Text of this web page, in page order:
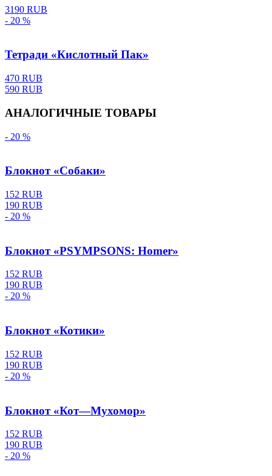
3190 RUB
- 20 %
Тетради «Кислотный Пак»
470 RUB
590 RUB
АНАЛОГИЧНЫЕ ТОВАРЫ
- 20 %
Блокнот «Собаки»
152 RUB
190 RUB
- 20 %
Блокнот «PSYMPSONS: Homer»
152 RUB
190 RUB
- 20 %
Блокнот «Котики»
152 RUB
190 RUB
- 20 %
Блокнот «Кот—Мухомор»
152 RUB
190 RUB
- 20 %